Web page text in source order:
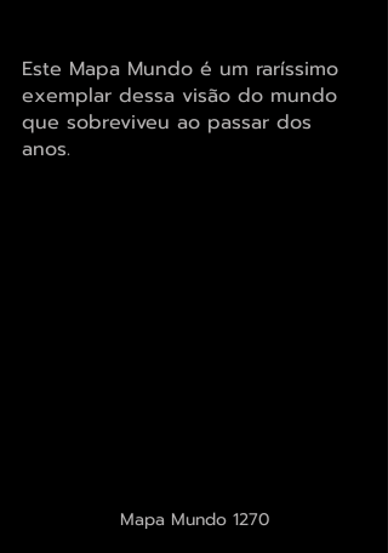
Este Mapa Mundo é um raríssimo
exemplar dessa visão do mundo
que sobreviveu ao passar dos
anos.
Mapa Mundo 1270